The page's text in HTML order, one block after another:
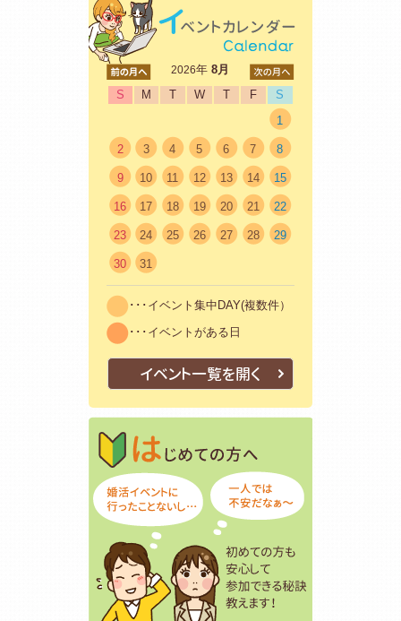
2026年8月
S
M T W T F
S
1
2 3 4 5 6 7 8
9 10 11 12 13 14 15
16 17 18 19 20 21 22
23 24 25 26 27 28 29
30 31
･･･イベント集中DAY(複数件）
･･･イベントがある日
イベント一覧を開く
はじめての方